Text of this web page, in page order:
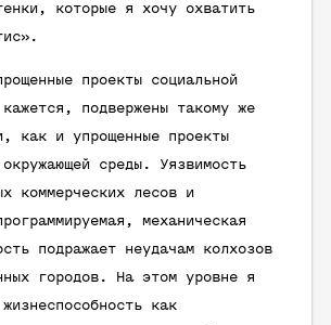
которые я хочу охватить
проекты социальной
подвержены такому же
как и упрощенные проекты
окружающей среды. Уязвимость
коммерческих лесов и
механическая
подражает неудачам колхозов
городов. На этом уровне я
как